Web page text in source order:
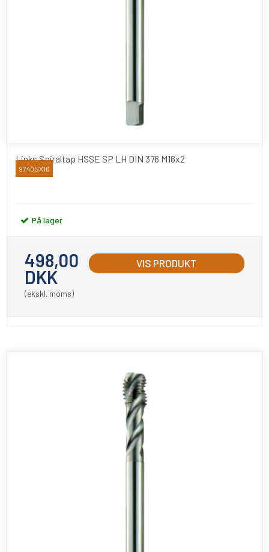
Links Spiraltap HSSE SP LH DIN 376 M16x2
YAMAWA
9740SX16
På lager
498,00
DKK
(ekskl. moms)
VIS PRODUKT